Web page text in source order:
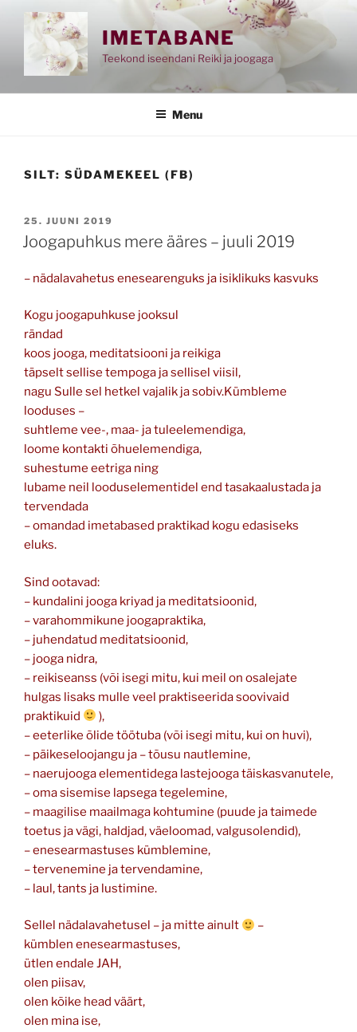
IMETABANE
Teekond iseendani Reiki ja joogaga
Menu
SILT: SÜDAMEKEEL (FB)
POSTED
ON
25. JUUNI 2019
Joogapuhkus mere ääres – juuli 2019
– nädalavahetus enesearenguks ja isiklikuks kasvuks
Kogu joogapuhkuse jooksul
rändad
koos jooga, meditatsiooni ja reikiga
täpselt sellise tempoga ja sellisel viisil,
nagu Sulle sel hetkel vajalik ja sobiv.Kümbleme
looduses –
suhtleme vee-, maa- ja tuleelemendiga,
loome kontakti õhuelemendiga,
suhestume eetriga ning
lubame neil looduselementidel end tasakaalustada ja
tervendada
– omandad imetabased praktikad kogu edasiseks
eluks.
Sind ootavad:
– kundalini jooga kriyad ja meditatsioonid,
– varahommikune joogapraktika,
– juhendatud meditatsioonid,
– jooga nidra,
– reikiseanss (või isegi mitu, kui meil on osalejate
hulgas lisaks mulle veel praktiseerida soovivaid
praktikuid
),
– eeterlike õlide töötuba (või isegi mitu, kui on huvi),
– päikeseloojangu ja – tõusu nautlemine,
– naerujooga elementidega lastejooga täiskasvanutele,
– oma sisemise lapsega tegelemine,
– maagilise maailmaga kohtumine (puude ja taimede
toetus ja vägi, haldjad, väeloomad, valgusolendid),
– enesearmastuses kümblemine,
– tervenemine ja tervendamine,
– laul, tants ja lustimine.
Sellel nädalavahetusel – ja mitte ainult
–
kümblen enesearmastuses,
ütlen endale JAH,
olen piisav,
olen kõike head väärt,
olen mina ise,